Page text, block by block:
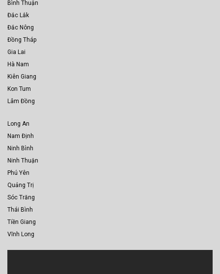
Bình Thuận
Đắc Lắk
Đắc Nông
Đồng Tháp
Gia Lai
Hà Nam
Kiên Giang
Kon Tum
Lâm Đồng
Long An
Nam Định
Ninh Bình
Ninh Thuận
Phú Yên
Quảng Trị
Sóc Trăng
Thái Bình
Tiền Giang
Vĩnh Long